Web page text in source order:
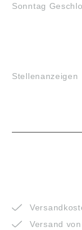
Sonntag
Stellenanzeigen
Versand